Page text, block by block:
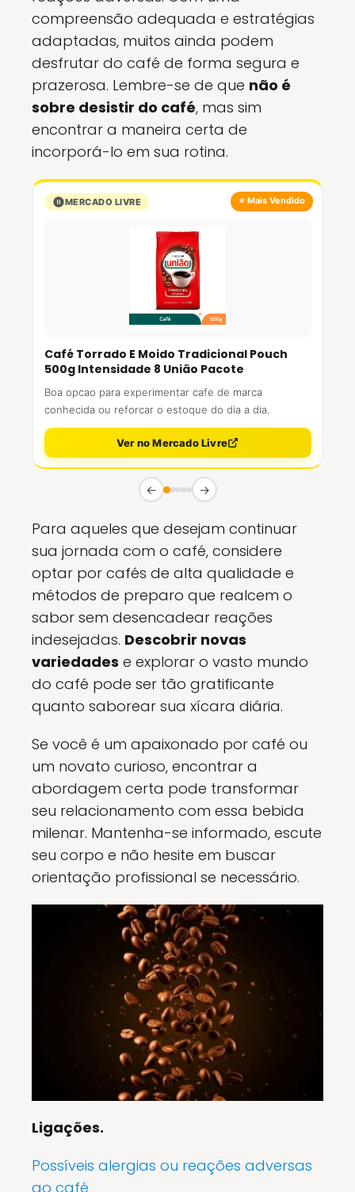
compreensão adequada e estratégias
adaptadas, muitos ainda podem
desfrutar do café de forma segura e
prazerosa. Lembre-se de que não é
sobre desistir do café, mas sim
encontrar a maneira certa de
incorporá-lo em sua rotina.
⭐ Mais Vendido
MERCADO LIVRE
Café Torrado E Moido Tradicional Pouch
500g Intensidade 8 União Pacote
Boa opcao para experimentar cafe de marca
conhecida ou reforcar o estoque do dia a dia.
Ver no Mercado Livre
← →
Para aqueles que desejam continuar
sua jornada com o café, considere
optar por cafés de alta qualidade e
métodos de preparo que realcem o
sabor sem desencadear reações
indesejadas. Descobrir novas
variedades e explorar o vasto mundo
do café pode ser tão gratificante
quanto saborear sua xícara diária.
Se você é um apaixonado por café ou
um novato curioso, encontrar a
abordagem certa pode transformar
seu relacionamento com essa bebida
milenar. Mantenha-se informado, escute
seu corpo e não hesite em buscar
orientação profissional se necessário.
Ligações.
Possíveis alergias ou reações adversas
ao café